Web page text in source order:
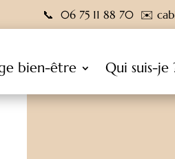
📞 06 75 11 88 70 ✉️
bien-être Qui suis-je